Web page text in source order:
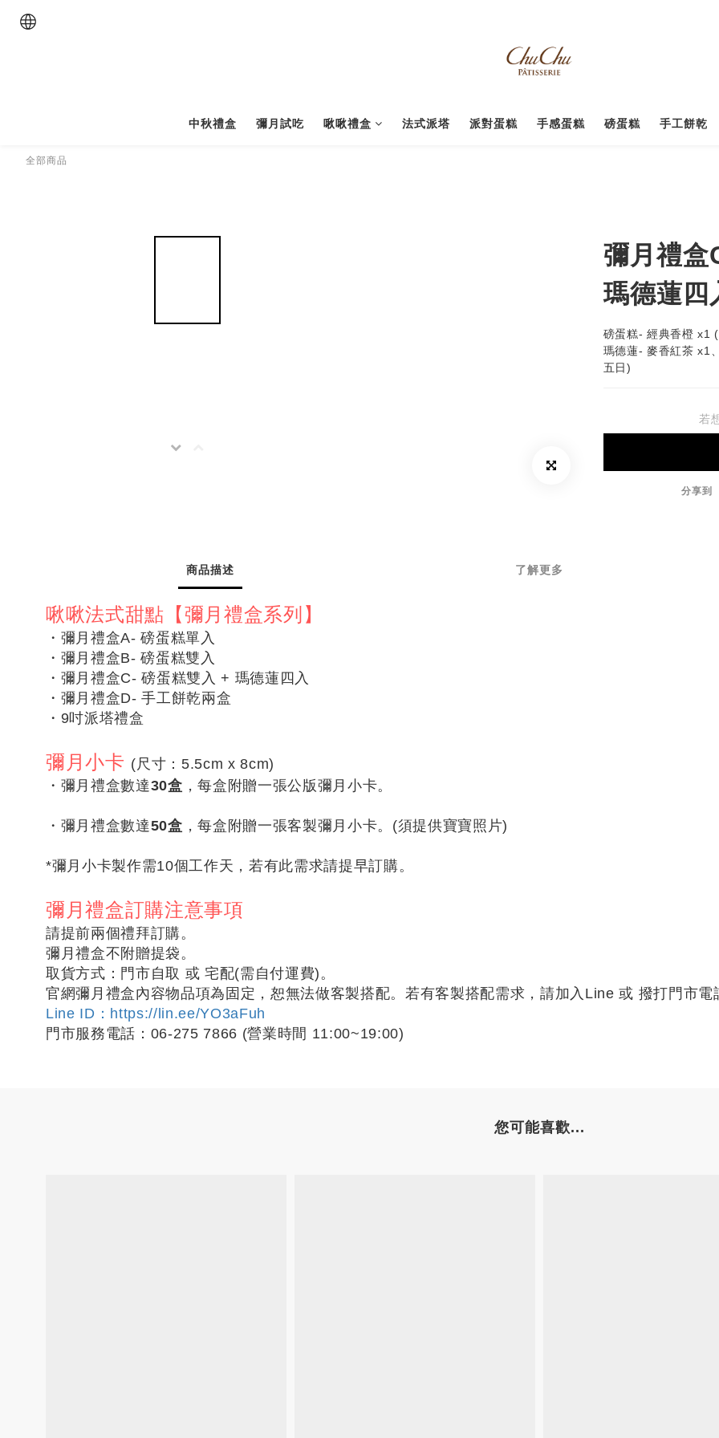
中秋禮盒 彌月試吃 啾啾禮盒 法式派塔 派對蛋糕 手感蛋糕 磅蛋糕 手工餅乾
全部商品
彌月禮盒
瑪德蓮四
磅蛋糕- 經典香橙 x1
瑪德蓮- 麥香紅茶 x1
五日)
若
分享到
商品描述 了解更多
啾啾法式甜點【彌月禮盒系列】
・彌月禮盒A- 磅蛋糕單入
・ 彌月禮盒B- 磅蛋糕雙入
・ 彌月禮盒C- 磅蛋糕雙入 + 瑪德蓮四入
・ 彌月禮盒D- 手工餅乾兩盒
・ 9吋派塔禮盒
彌月小卡 (尺寸：5.5cm x 8cm)
・ 彌月禮盒數達30盒 ，每盒附贈一張公版彌月小卡。
・ 彌月禮盒數達50盒 ，每盒附贈一張客製彌月小卡。(須提供寶寶照片)
*彌月小卡製作需10個工作天，若有此需求請提早訂購。
彌月禮盒訂購注意事項
請提前兩個禮拜訂購。
彌月禮盒不附贈提袋。
取貨方式：門市自取 或 宅配(需自付運費)。
官網彌月禮盒內容物品項為固定，恕無法做客製搭配。若有客製搭配需求，請加入Line 或 撥打門市電
Line ID：https://lin.ee/YO3aFuh
門市服務電話：06-275 7866 (營業時間 11:00~19:00)
您可能喜歡...